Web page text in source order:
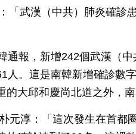
「武漢（中共）肺炎確診
通報，新增242個武漢（
人。這是南韓新增確診數
的大邱和慶尚北道之外，
元淳：「這次發生在首都